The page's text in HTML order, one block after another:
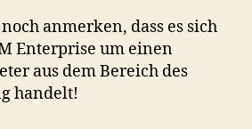
anmerken, dass es sich
Enterprise um einen
aus dem Bereich des
handelt!